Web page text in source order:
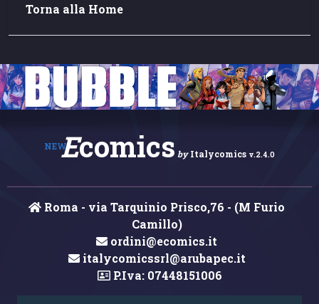
Torna alla Home
NEWEcomics by Italycomics v.2.4.0
Roma - via Tarquinio Prisco,76 - (M Furio
Camillo)
ordini@ecomics.it
italycomicssrl@arubapec.it
P.Iva: 07448151006